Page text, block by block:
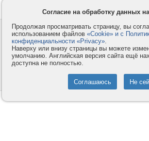
Контакты
Компания
Услуги
Как оплатить
© 2008-2026
- Все
Согласие на обработку данных
Продолжая просматривать страницу, вы
использованием файлов «Cookie» и с
конфиденциальности «Privacy».
Наверху или внизу страницы вы можете
умолчанию. Английская версия сайта ещё
доступна не полностью.